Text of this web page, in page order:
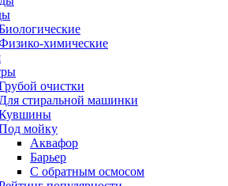
химические
очистки
Для стиральной машинки
мойку
Аквафор
Барьер
С обратным осмосом